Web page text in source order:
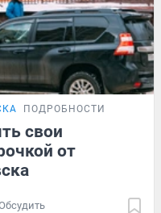
ПОДРОБНОСТИ
свои
от